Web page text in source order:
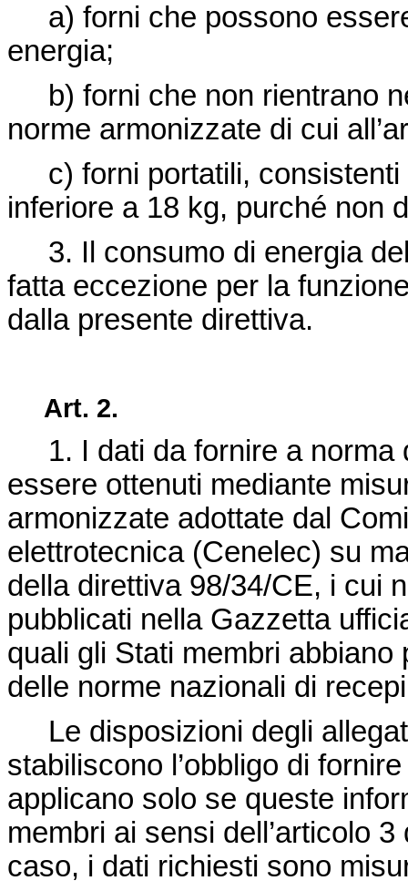
a) forni che possono
energia;
b) forni che non rientrano
norme armonizzate di cui
c) forni portatili, consistenti
inferiore a 18 kg, purché non
3. Il consumo di energia
fatta eccezione per la
dalla presente direttiva.
Art. 2.
1. I dati da fornire a norma
essere ottenuti mediante
armonizzate adottate dal
elettrotecnica (Cenelec) su
della direttiva 98/34/CE, i cui
pubblicati nella Gazzetta
quali gli Stati membri
delle norme nazionali di
Le disposizioni degli
stabiliscono l’obbligo di
applicano solo se queste
membri ai sensi dell’articolo
caso, i dati richiesti sono